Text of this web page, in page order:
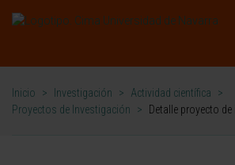
Inicio > Investigación > Actividad científica
>
Proyectos de Investigación
> Detalle proyecto